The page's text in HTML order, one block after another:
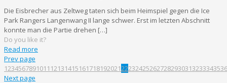
Die Eisbrecher aus Zeltweg taten sich beim Heimspiel gegen die Ice
Park Rangers Langenwang II lange schwer. Erst im letzten Abschnitt
konnte man die Partie drehen […]
Do you like it?
Read more
Prev page
1234567891011 12131415161718192021222324252627282930313233343536
Next page